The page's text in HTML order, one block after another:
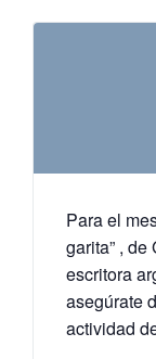
Para el
garita” ,
escritora
asegúrate
actividad